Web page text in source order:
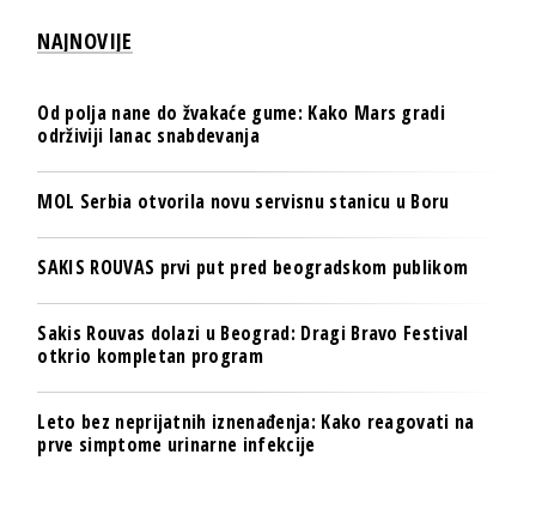
NAJNOVIJE
Od polja nane do žvakaće gume: Kako Mars gradi
održiviji lanac snabdevanja
MOL Serbia otvorila novu servisnu stanicu u Boru
SAKIS ROUVAS prvi put pred beogradskom publikom
Sakis Rouvas dolazi u Beograd: Dragi Bravo Festival
otkrio kompletan program
Leto bez neprijatnih iznenađenja: Kako reagovati na
prve simptome urinarne infekcije